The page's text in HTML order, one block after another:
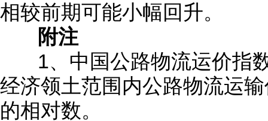
相较前期可能小幅回升。
附注
1、中国公路物流运价指
经济领土范围内公路物流运
的相对数。